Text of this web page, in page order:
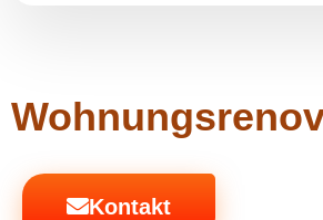
Kontakt